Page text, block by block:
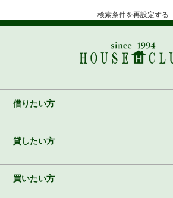
検索条件を再設定する
借りたい方
貸したい方
買いたい方